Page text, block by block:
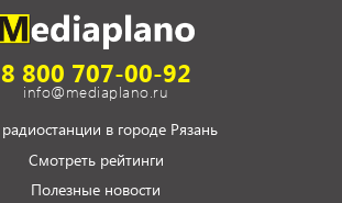
8 800 707-00-92
info@mediaplano.ru
радиостанции в городе Рязань
Смотреть рейтинги
Полезные новости